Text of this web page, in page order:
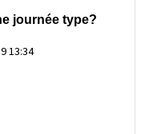
journée type?
13:34